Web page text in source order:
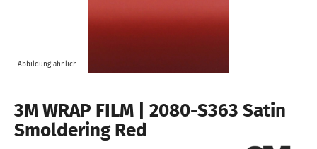
Abbildung ähnlich
3M WRAP FILM | 2080-S363 Satin
Smoldering Red